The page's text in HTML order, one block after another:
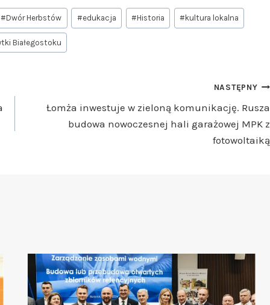
#Dwór Herbstów #edukacja #Historia # kultura lokalna
Białegostoku
NASTĘPNY
Łomża inwestuje w zieloną komunikację. Rusza
budowa nowoczesnej hali garażowej MPK z
fotowoltaiką